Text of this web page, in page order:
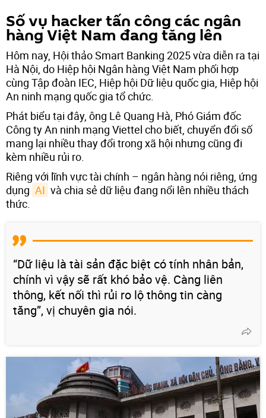
Số vụ hacker tấn công các ngân
hàng Việt Nam đang tăng lên
Hôm nay, Hội thảo Smart Banking 2025 vừa diễn ra tại
Hà Nội, do Hiệp hội Ngân hàng Việt Nam phối hợp
cùng Tập đoàn IEC, Hiệp hội Dữ liệu quốc gia, Hiệp hội
An ninh mạng quốc gia tổ chức.
Phát biểu tại đây, ông Lê Quang Hà, Phó Giám đốc
Công ty An ninh mạng Viettel cho biết, chuyển đổi số
mang lại nhiều thay đổi trong xã hội nhưng cũng đi
kèm nhiều rủi ro.
Riêng với lĩnh vực tài chính – ngân hàng nói riêng, ứng
dụng AI và chia sẻ dữ liệu đang nổi lên nhiều thách
thức.
“Dữ liệu là tài sản đặc biệt có tính nhân bản,
chính vì vậy sẽ rất khó bảo vệ. Càng liên
thông, kết nối thì rủi ro lộ thông tin càng
tăng”, vị chuyên gia nói.